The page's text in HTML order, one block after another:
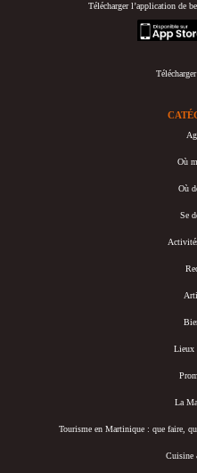
Télécharger l’application de
appstore
Où
Où
Se
Lieux
La
Tourisme en Martinique : que faire,
Cuisine